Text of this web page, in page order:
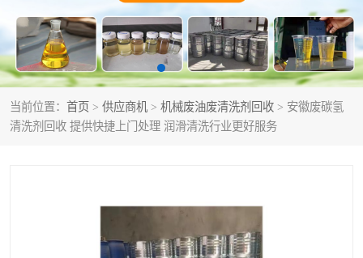
当前位置： 首页 > 供应商机 > 机械废油废清洗剂回收 > 安徽废碳氢
清洗剂回收 提供快捷上门处理 润滑清洗行业更好服务
废溶剂油回收 机械废油废清洗剂回收
废碳氢回收 碳氢液压油回收
碳氢二氯回收 回收废三四氯乙烯
上门回收废清洗剂